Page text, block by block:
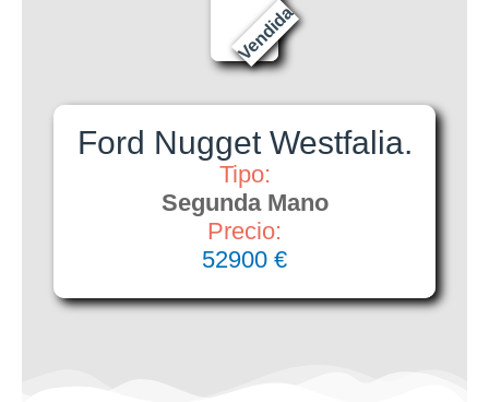
Vendida
Ford Nugget Westfalia.
Tipo:
Segunda Mano
Precio:
52900 €